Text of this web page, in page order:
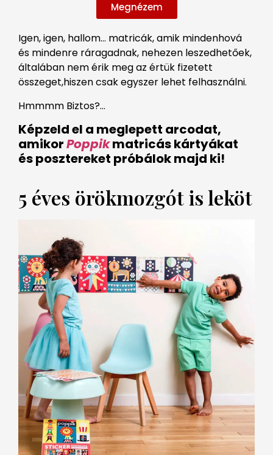
Megnézem
Igen, igen, hallom… matricák, amik mindenhová
és mindenre ráragadnak, nehezen leszedhetőek,
általában nem érik meg az értük fizetett
összeget,hiszen csak egyszer lehet felhasználni.
Hmmmm Biztos?…
Képzeld el a meglepett arcodat,
amikorPoppikmatricás kártyákat
és posztereket próbálok majd ki!
5 éves örökmozgót is leköt